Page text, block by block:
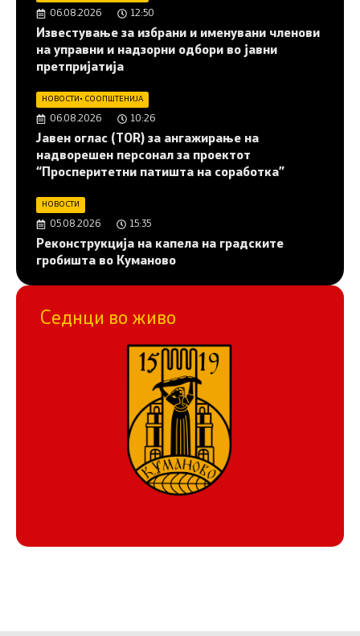
06.08.2026 12:50
Известување за избрани и именувани членови
на управни и надзорни одбори во јавни
претпријатија
НОВОСТИ• СООПШТЕНИЈА
06.08.2026 10:26
Јавен оглас (ТОR) за ангажирање на
надворешен персонал за проектот
“Просперитетни патишта на соработка”
НОВОСТИ
05.08.2026 15:35
Реконструкција на капела на градските
гробишта во Куманово
Седнци во живо